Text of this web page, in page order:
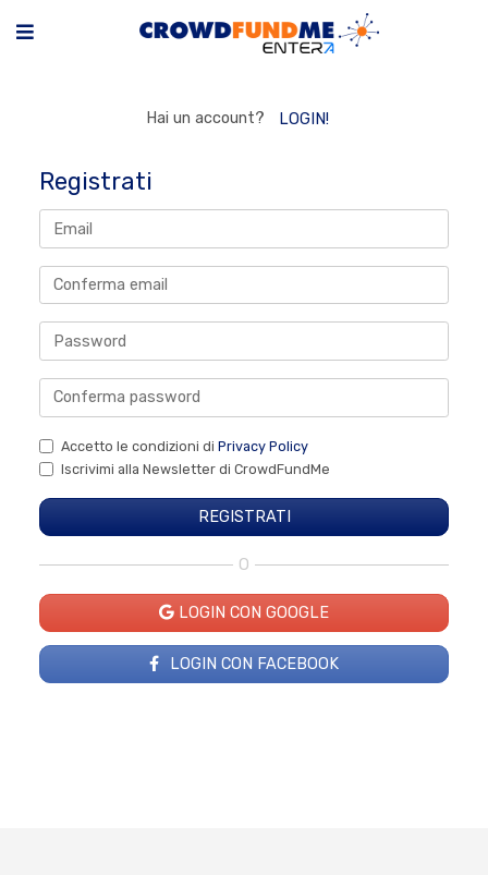
Hai un account? LOGIN!
Registrati
Accetto le condizioni di Privacy Policy
Iscrivimi alla Newsletter di CrowdFundMe
O
LOGIN CON GOOGLE
LOGIN CON FACEBOOK